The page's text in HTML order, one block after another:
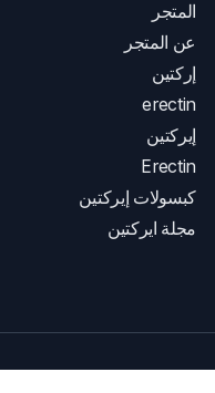
المتجر
عن المتجر
إركتين
erectin
إيركتين
Erectin
كبسولات إيركتين
مجلة ايركتين